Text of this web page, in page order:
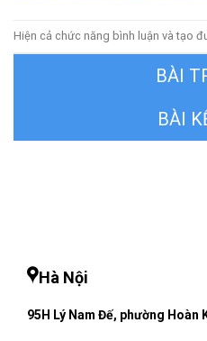
Hiện cả chức năng bình luận và tạo
Hà Nội
95H Lý Nam Đế, phường Hoàn